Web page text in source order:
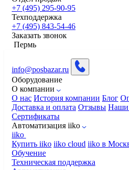
+7 (495) 295-90-95
Техподдержка
+7 (495) 843-54-46
Заказать звонок
Пермь
info@posbazar.ru
Оборудование
О компании
О нас История компании Блог
Доставка и оплата Отзывы Наши
Сертификаты
Автоматизация iiko
iiko
Купить iiko iiko cloud iiko в
Обучение
Техническая поддержка